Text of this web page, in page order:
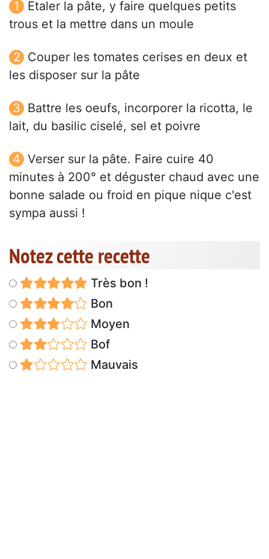
Etaler la pâte, y faire quelques petits
trous et la mettre dans un moule
Couper les tomates cerises en deux et
les disposer sur la pâte
Battre les oeufs, incorporer la ricotta, le
lait, du basilic ciselé, sel et poivre
Verser sur la pâte. Faire cuire 40
minutes à 200° et déguster chaud avec une
bonne salade ou froid en pique nique c'est
sympa aussi !
Notez cette recette
Très bon !
Bon
Moyen
Bof
Mauvais